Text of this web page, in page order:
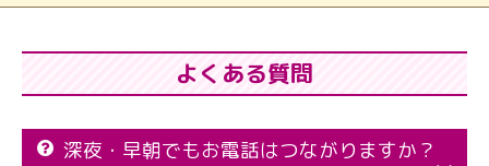
よくある質問
深夜・早朝でもお電話はつながりますか？